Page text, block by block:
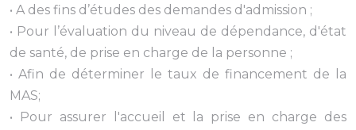
• A des fins d’études des demandes d'admission ;
• Pour l’évaluation du niveau de dépendance, d'état
de santé, de prise en charge de la personne ;
• Afin de déterminer le taux de financement de la
MAS;
• Pour assurer l'accueil et la prise en charge des